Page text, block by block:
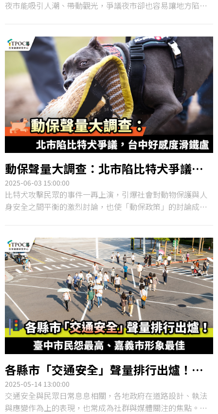
夜市能吸引人潮、帶動觀光，爭議夜市卻也容易讓地方陷入
中心透過QuickseeK輿情資料庫，蒐集近半年全台各縣市夜
市的網路聲量，發現台北市奪下22縣市的聲量王，進一步分
析討論主題則顯示，「價格爭議」成為民眾最關注的夜市議
題。
動保聲量大調查：北市陷比特犬爭議，
台中好感度滑鐵盧
2025-06-03 15:00:00
比特犬攻擊民眾的事件一再上演，引爆社會對動物保護與人
身安全之間平衡的激烈討論，也使「動保政策」的討論成為
TPOC台灣議題研究中心透過QuickseeK快析輿情資料庫，進
行各縣市「動保」議題聲量分析，揭示地方政府面臨的輿論
挑戰與民意溫度差異，結果顯示，台北市因比特犬二度攻擊
人類事件聲量最高，台中市則因負面爭議拖累，在六都中的
「動保」好感度墊底。
各縣市「交通安全」聲量排行出爐！臺
中市民怨最高、嘉義市形象最佳
2025-05-14 13:00:00
交通安全與民眾日常息息相關，各地政府在道路設計、執法
與應變作為上的表現，也常成為社群與媒體關注的焦點。